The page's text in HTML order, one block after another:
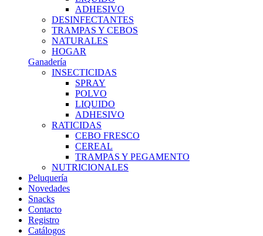
ADHESIVO
DESINFECTANTES
TRAMPAS Y CEBOS
NATURALES
HOGAR
Ganadería
INSECTICIDAS
SPRAY
POLVO
LIQUIDO
ADHESIVO
RATICIDAS
CEBO FRESCO
CEREAL
TRAMPAS Y PEGAMENTO
NUTRICIONALES
Peluquería
Novedades
Snacks
Contacto
Registro
Catálogos